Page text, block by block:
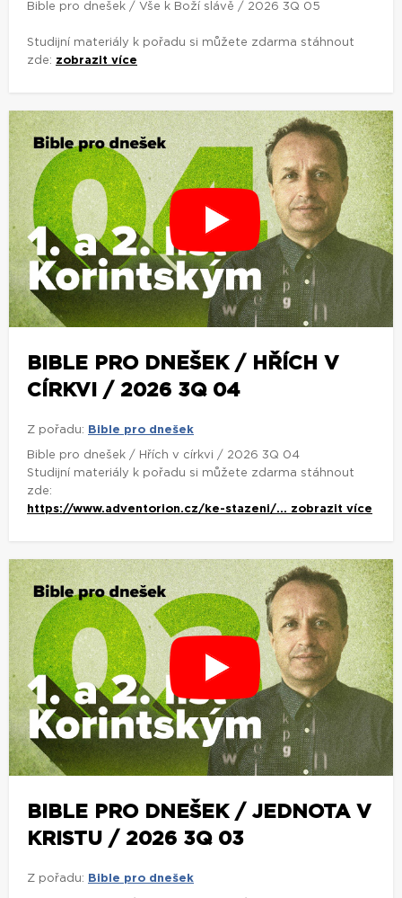
Bible pro dnešek / Vše k Boží slávě / 2026 3Q 05
Studijní materiály k pořadu si můžete zdarma stáhnout
zde: zobrazit více
BIBLE PRO DNEŠEK / HŘÍCH V
CÍRKVI / 2026 3Q 04
Z pořadu: Bible pro dnešek
Bible pro dnešek / Hřích v církvi / 2026 3Q 04
Studijní materiály k pořadu si můžete zdarma stáhnout
zde:
https://www.adventorion.cz/ke-stazeni/... zobrazit více
BIBLE PRO DNEŠEK / JEDNOTA V
KRISTU / 2026 3Q 03
Z pořadu: Bible pro dnešek